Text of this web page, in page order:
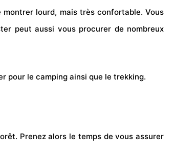
lourd, mais très confortable. Vous
peut aussi vous procurer de nombreux
pour le camping ainsi que le trekking.
Prenez alors le temps de vous assurer